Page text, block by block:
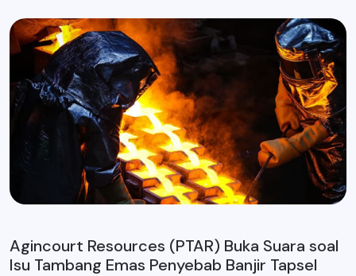
Agincourt Resources (PTAR) Buka Suara soal
Isu Tambang Emas Penyebab Banjir Tapsel